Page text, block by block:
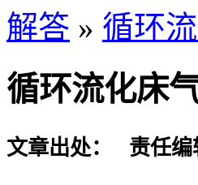
解答 » 循环
循环流化床
文章出处： 责任编